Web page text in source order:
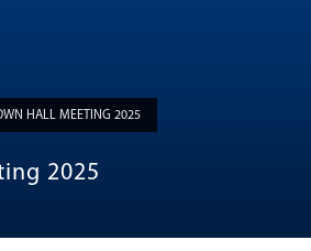
HALL MEETING 2025
2025